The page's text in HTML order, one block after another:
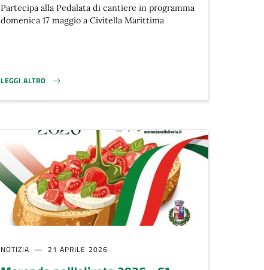
Partecipa alla Pedalata di cantiere in programma
domenica 17 maggio a Civitella Marittima
LEGGI ALTRO
PEDALATA DI CANTIERE: PISTE DI POLVERE, STRADE DI ACCIAIO}
NOTIZIA 21 APRILE 2026